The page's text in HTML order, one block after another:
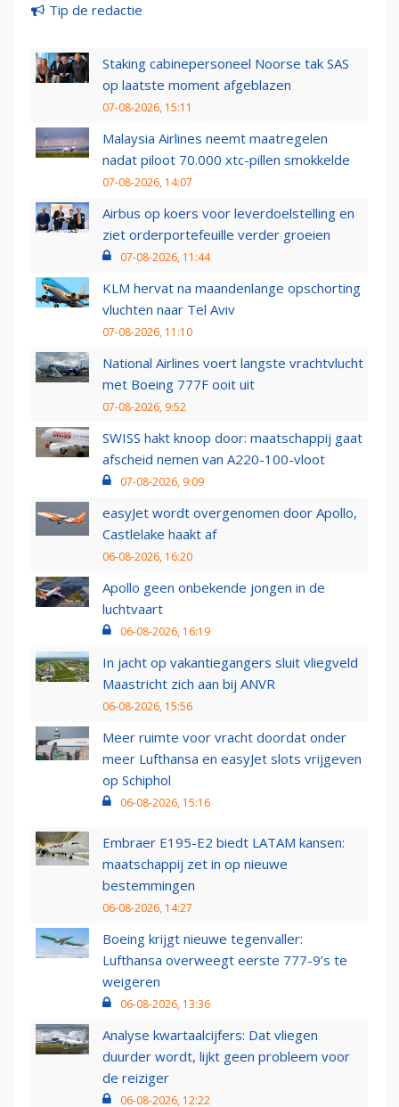
Tip de redactie
Staking cabinepersoneel Noorse tak SAS
op laatste moment afgeblazen
07-08-2026, 15:11
Malaysia Airlines neemt maatregelen
nadat piloot 70.000 xtc-pillen smokkelde
07-08-2026, 14:07
Airbus op koers voor leverdoelstelling en
ziet orderportefeuille verder groeien
07-08-2026, 11:44
KLM hervat na maandenlange opschorting
vluchten naar Tel Aviv
07-08-2026, 11:10
National Airlines voert langste vrachtvlucht
met Boeing 777F ooit uit
07-08-2026, 9:52
SWISS hakt knoop door: maatschappij gaat
afscheid nemen van A220-100-vloot
07-08-2026, 9:09
easyJet wordt overgenomen door Apollo,
Castlelake haakt af
06-08-2026, 16:20
Apollo geen onbekende jongen in de
luchtvaart
06-08-2026, 16:19
In jacht op vakantiegangers sluit vliegveld
Maastricht zich aan bij ANVR
06-08-2026, 15:56
Meer ruimte voor vracht doordat onder
meer Lufthansa en easyJet slots vrijgeven
op Schiphol
06-08-2026, 15:16
Embraer E195-E2 biedt LATAM kansen:
maatschappij zet in op nieuwe
bestemmingen
06-08-2026, 14:27
Boeing krijgt nieuwe tegenvaller:
Lufthansa overweegt eerste 777-9’s te
weigeren
06-08-2026, 13:36
Analyse kwartaalcijfers: Dat vliegen
duurder wordt, lijkt geen probleem voor
de reiziger
06-08-2026, 12:22